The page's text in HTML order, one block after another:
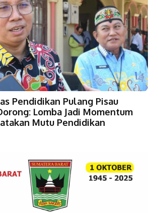
Pendidikan Pulang Pisau
Lomba Jadi Momentum
Mutu Pendidikan